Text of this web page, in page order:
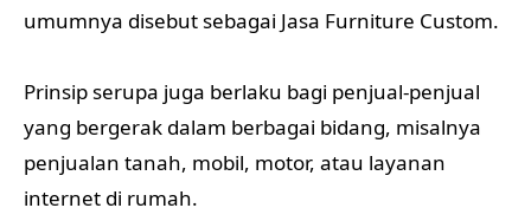
umumnya disebut sebagai Jasa Furniture Custom.
Prinsip serupa juga berlaku bagi penjual-penjual
yang bergerak dalam berbagai bidang, misalnya
penjualan tanah, mobil, motor, atau layanan
internet di rumah.